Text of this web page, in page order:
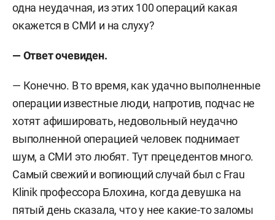
одна неудачная, из этих 100 операций какая
окажется в СМИ и на слуху?
— Ответ очевиден.
— Конечно. В то время, как удачно выполненные
операции известные люди, напротив, подчас не
хотят афишировать, недовольный неудачно
выполненной операцией человек поднимает
шум, а СМИ это любят. Тут прецедентов много.
Самый свежий и вопиющий случай был с Frau
Klinik профессора Блохина, когда девушка на
пятый день сказала, что у нее какие-то заломы